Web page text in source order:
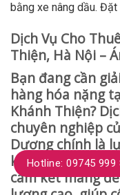
bằng xe nâng dầu. Đặt
Dịch Vụ Cho
Thiện, Hà Nội –
Bạn đang cần
hàng hóa nặng
Khánh Thiện?
chuyên nghiệp
Dương chính là
kinh nghiệm và
cam kết mang
Hotline: 09745 999